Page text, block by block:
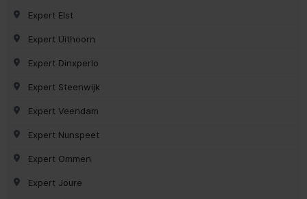
Expert Elst
Expert Uithoorn
Expert Dinxperlo
Expert Steenwijk
Expert Veendam
Expert Nunspeet
Expert Ommen
Expert Joure